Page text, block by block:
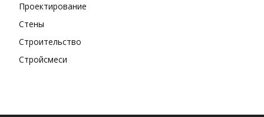
Проектирование
Стены
Строительство
Стройсмеси